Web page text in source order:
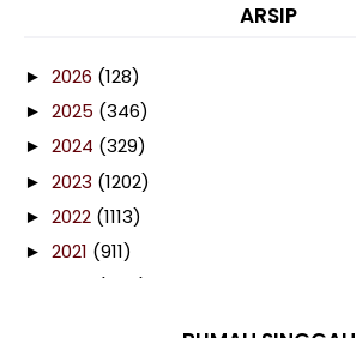
ARSIP
► 2026 (128)
► 2025 (346)
► 2024 (329)
► 2023 (1202)
► 2022 (1113)
► 2021 (911)
(460)